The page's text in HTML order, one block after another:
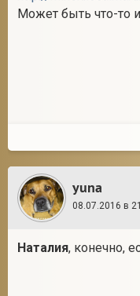
Может быть что-то
yuna
08.07.2016 в
Наталия, конечно,